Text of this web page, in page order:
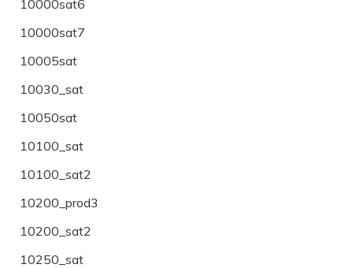
10000sat6
10000sat7
10005sat
10030_sat
10050sat
10100_sat
10100_sat2
10200_prod3
10200_sat2
10250_sat